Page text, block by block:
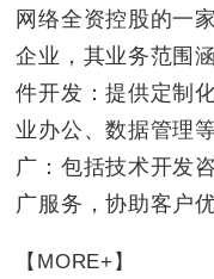
网络全资控股的一
企业，其业务范围
件开发‌：提供定制
业办公、数据管理
广‌：包括技术开发
广服务，协助客户
【MORE+】